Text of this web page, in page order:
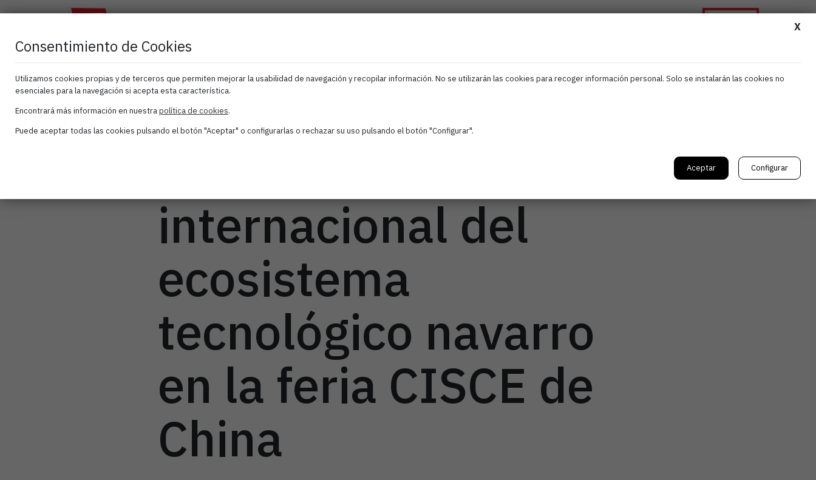
ATANA refuerza la
internacional del
ecosistema
tecnológico navarro
en la feria CISCE de
China
X
Consentimiento de Cookies
Utilizamos cookies propias y de terceros que permiten mejorar la usabilidad de navegación y recopilar información. No se utilizarán las cookies para recoger información personal. Solo se instalarán las cookies no
esenciales para la navegación si acepta esta característica.
Encontrará más información en nuestrapolítica de cookies.
Puede aceptar todas las cookies pulsando el botón "Aceptar" o configurarlas o rechazar su uso pulsando el botón "Configurar".
Aceptar Configurar